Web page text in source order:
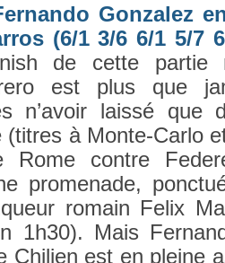
Gon­zalez
(6/1 3/6 6/1 5/7
de cette par­tie
est plus que
n’avoir laissé
(tit­res à Monte-Carlo
Rome con­tre
pro­menade,
romain Felix
1h30). Mais
Chili­en est en pleine